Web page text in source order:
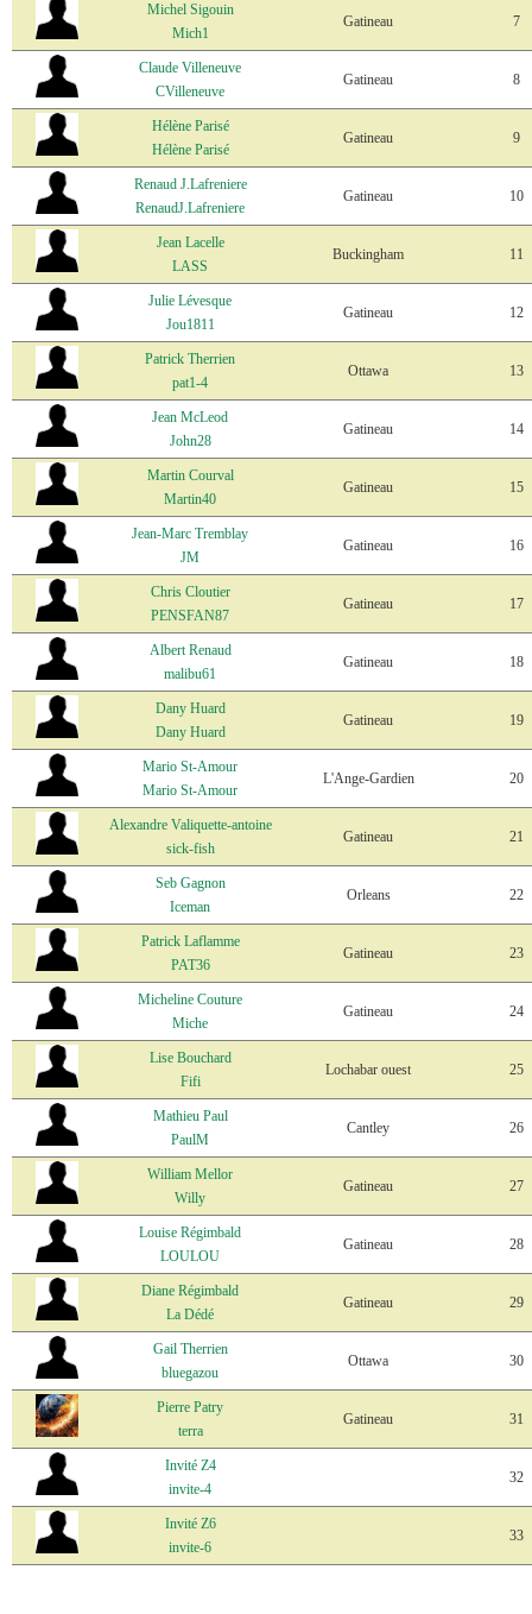
Michel Sigouin
Mich1
Gatineau 7
Claude Villeneuve
CVilleneuve
Gatineau 8
Hélène Parisé
Hélène Parisé
Gatineau 9
Renaud J.Lafreniere
RenaudJ.Lafreniere
Gatineau 10
Jean Lacelle
LASS
Buckingham 11
Julie Lévesque
Jou1811
Gatineau 12
Patrick Therrien
pat1-4
Ottawa 13
Jean McLeod
John28
Gatineau 14
Martin Courval
Martin40
Gatineau 15
Jean-Marc Tremblay
JM
Gatineau 16
Chris Cloutier
PENSFAN87
Gatineau 17
Albert Renaud
malibu61
Gatineau 18
Dany Huard
Dany Huard
Gatineau 19
Mario St-Amour
Mario St-Amour
L'Ange-Gardien 20
Alexandre Valiquette-antoine
sick-fish
Gatineau 21
Seb Gagnon
Iceman
Orleans 22
Patrick Laflamme
PAT36
Gatineau 23
Micheline Couture
Miche
Gatineau 24
Lise Bouchard
Fifi
Lochabar ouest 25
Mathieu Paul
PaulM
Cantley 26
William Mellor
Willy
Gatineau 27
Louise Régimbald
LOULOU
Gatineau 28
Diane Régimbald
La Dédé
Gatineau 29
Gail Therrien
bluegazou
Ottawa 30
Pierre Patry
terra
Gatineau 31
Invité Z4
invite-4
32
Invité Z6
invite-6
33